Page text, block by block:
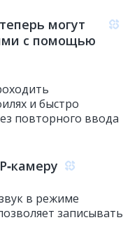
могут
с помощью
и быстро
повторного ввода
в режиме
записывать